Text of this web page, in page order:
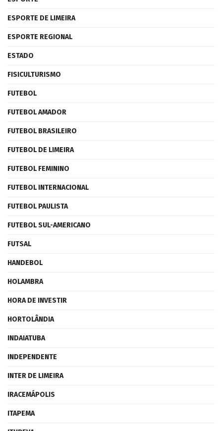
ESPORTE DE LIMEIRA
ESPORTE REGIONAL
ESTADO
FISICULTURISMO
FUTEBOL
FUTEBOL AMADOR
FUTEBOL BRASILEIRO
FUTEBOL DE LIMEIRA
FUTEBOL FEMININO
FUTEBOL INTERNACIONAL
FUTEBOL PAULISTA
FUTEBOL SUL-AMERICANO
FUTSAL
HANDEBOL
HOLAMBRA
HORA DE INVESTIR
HORTOLÂNDIA
INDAIATUBA
INDEPENDENTE
INTER DE LIMEIRA
IRACEMÁPOLIS
ITAPEMA